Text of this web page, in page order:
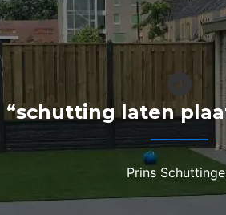
“schutting laten
Prins